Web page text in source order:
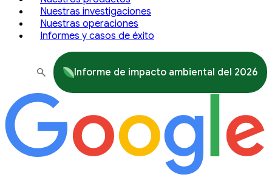
Nuestras investigaciones
Nuestras operaciones
Informes y casos de éxito
Informe de impacto ambiental del 2026